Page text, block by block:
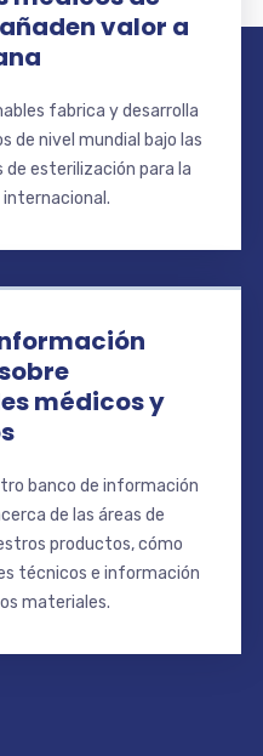
valor a
fabrica y desarrolla
de nivel mundial bajo las
de esterilización para la
médicos y
banco de información
de las áreas de
productos, cómo
técnicos e información
materiales.